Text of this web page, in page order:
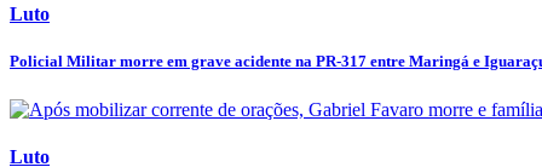
Luto
Policial Militar morre em grave acidente na PR-317 entre Maringá e
Luto